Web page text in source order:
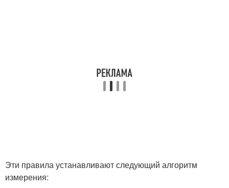
Эти правила устанавливают следующий алгоритм
измерения: